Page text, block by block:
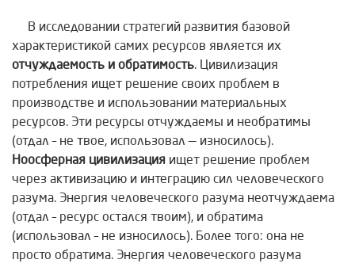
В исследовании стратегий развития базовой
характеристикой самих ресурсов является их
отчуждаемость и обратимость. Цивилизация
потребления ищет решение своих проблем в
производстве и использовании материальных
ресурсов. Эти ресурсы отчуждаемы и необратимы
(отдал – не твое, использовал — износилось).
Ноосферная цивилизация ищет решение проблем
через активизацию и интеграцию сил человеческого
разума. Энергия человеческого разума неотчуждаема
(отдал – ресурс остался твоим), и обратима
(использовал – не износилось). Более того: она не
просто обратима. Энергия человеческого разума